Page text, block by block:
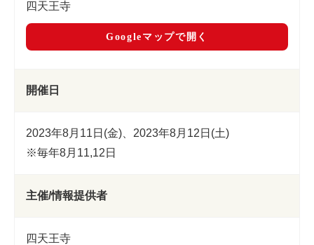
四天王寺
Googleマップで開く
開催日
2023年8月11日(金)、2023年8月12日(土)
※毎年8月11,12日
主催/情報提供者
四天王寺